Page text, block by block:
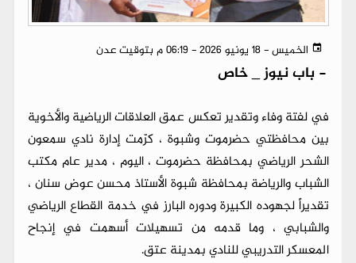
الخميس - 18 يونيو 2026 - 06:19 م بتوقيت عدن
- باب نيوز _ خاص
في لفتة وفاء وتقدير تعكس عمق العلاقات الرياضية والأخوية
بين محافظتي حضرموت وشبوة ، كرّمت إدارة نادي سمعون
الشحر الرياضي بمحافظة حضرموت ، اليوم ، مدير عام مكتب
الشباب والرياضة بمحافظة شبوة الأستاذ محسن عوض سنان ،
تقديراً لجهوده الكبيرة ودوره البارز في خدمة القطاع الرياضي
والشبابي ، وما قدمه من تسهيلات أسهمت في إنجاح
المعسكر التدريبي للنادي بمدينة عتق.